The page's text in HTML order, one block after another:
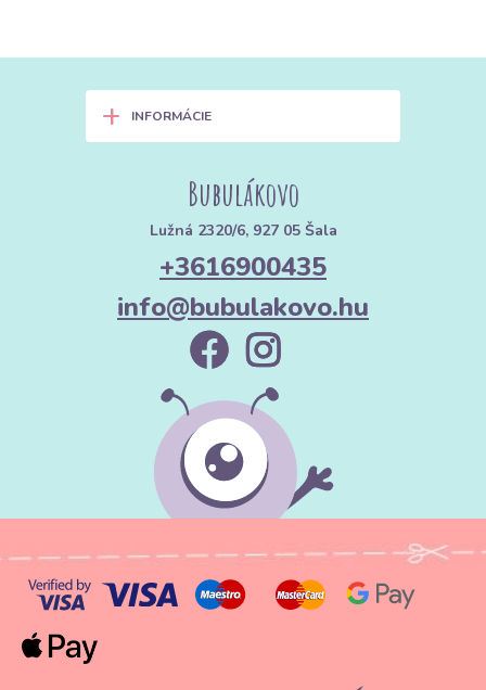
+ INFORMÁCIE
Bubulákovo
Lužná 2320/6, 927 05 Šala
+3616900435
info@bubulakovo.hu